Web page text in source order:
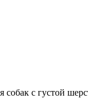
с густой